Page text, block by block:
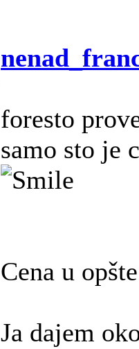
foresto
samo sto je
Cena u
Ja dajem